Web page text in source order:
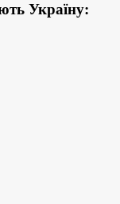
Україну: